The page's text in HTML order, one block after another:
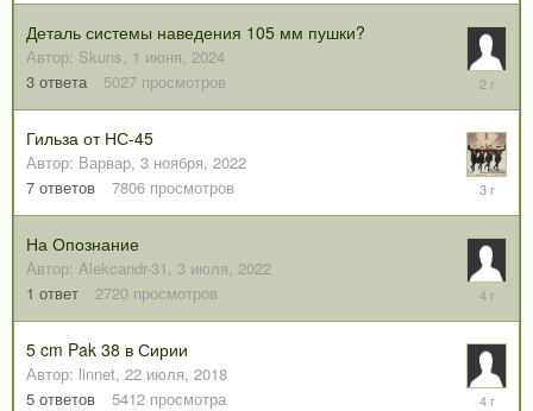
2025
Деталь системы наведения 105 мм пушки?
Автор: Skuns, 1 июня, 2024
3 ответа 5027 просмотров
2024
Гильза от НС-45
Автор: Варвар, 3 ноября, 2022
7 ответов 7806 просмотров
2022
На Опознание
Автор: Alekcandr-31, 3 июля, 2022
1 ответ 2720 просмотров
2022
5 cm Pak 38 в Сирии
Автор: linnet, 22 июля, 2018
5 ответов 5412 просмотра
26